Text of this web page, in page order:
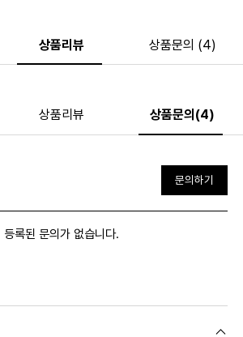
상품리뷰 상품문의 (4)
상품리뷰 상품문의(4)
문의하기
등록된 문의가 없습니다.